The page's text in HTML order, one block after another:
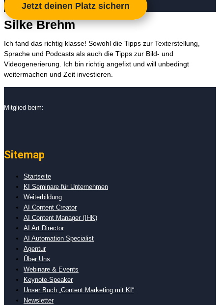
Jetzt deinen Platz sichern
Silke Brehm
Ich fand das richtig klasse! Sowohl die Tipps zur Texterstellung,
Sprache und Podcasts als auch die Tipps zur Bild- und
Videogenerierung. Ich bin richtig angefixt und will unbedingt
weitermachen und Zeit investieren.
Mitglied beim:
Sitemap
Startseite
KI Seminare für Unternehmen
Weiterbildung
AI Content Creator
AI Content Manager (IHK)
AI Art Director
AI Automation Specialist
Agentur
Über Uns
Webinare & Events
Keynote-Speaker
Unser Buch „Content Marketing mit KI“
Newsletter